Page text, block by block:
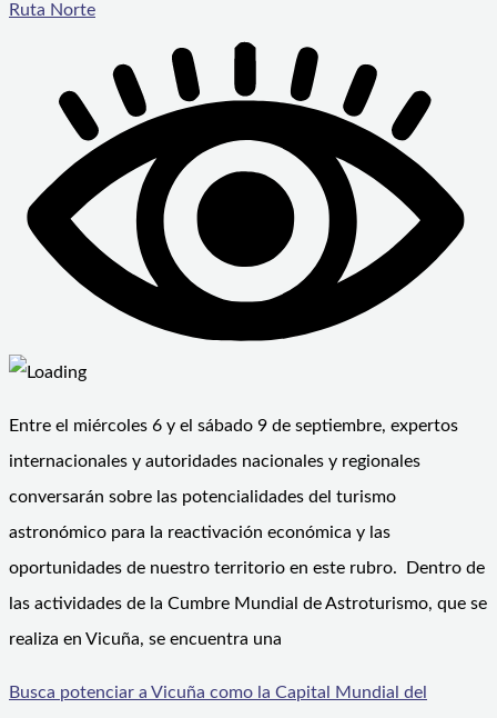
Ruta Norte
Entre el miércoles 6 y el sábado 9 de septiembre, expertos
internacionales y autoridades nacionales y regionales
conversarán sobre las potencialidades del turismo
astronómico para la reactivación económica y las
oportunidades de nuestro territorio en este rubro. Dentro de
las actividades de la Cumbre Mundial de Astroturismo, que se
realiza en Vicuña, se encuentra una
Busca potenciar a Vicuña como la Capital Mundial del